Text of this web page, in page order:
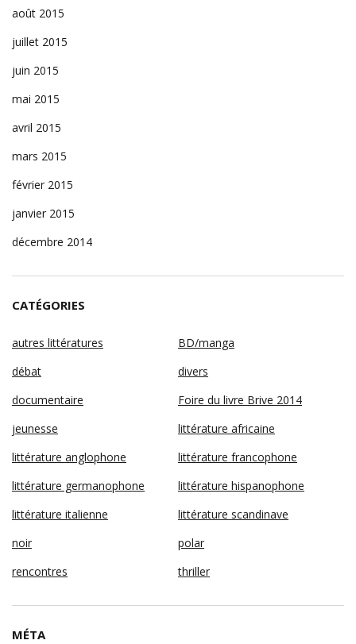
août 2015
juillet 2015
juin 2015
mai 2015
avril 2015
mars 2015
février 2015
janvier 2015
décembre 2014
CATÉGORIES
autres littératures
BD/manga
débat
divers
documentaire
Foire du livre Brive 2014
jeunesse
littérature africaine
littérature anglophone
littérature francophone
littérature germanophone
littérature hispanophone
littérature italienne
littérature scandinave
noir
polar
rencontres
thriller
MÉTA